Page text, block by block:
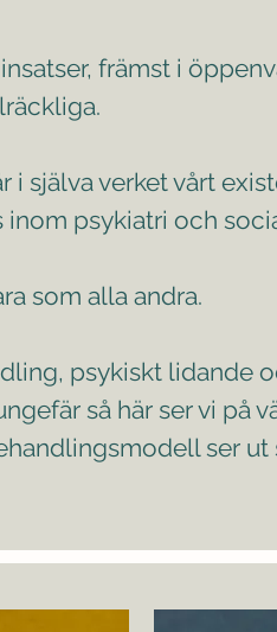
främst i
i själva verket vårt
inom psykiatri och
som alla andra.
psykiskt lidande
så här ser vi på
ser ut